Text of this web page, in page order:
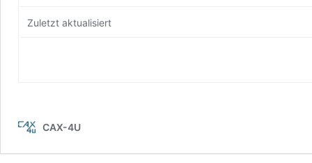
Zuletzt aktualisiert
CAX-4U